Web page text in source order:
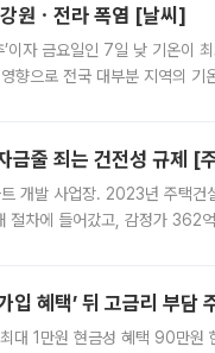
원ㆍ전라 폭염 [날씨]
’이자 금요일인 7일 낮 기온이
향으로 전국 대부분 지역의
금줄 죄는 건전성 규제 [
개발 사업장. 2023년 주택건
절차에 들어갔고, 감정가
혜택’ 뒤 고금리 부담
1만원 현금성 혜택 90만원